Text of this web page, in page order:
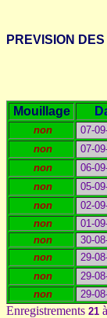
PREVISION
Mouillage
non 07-
non
07-
non
06-
non
05-
non
02-
non
01-
non
30-
non
29-
non
29-
non
29-
Enregistrements 21 à